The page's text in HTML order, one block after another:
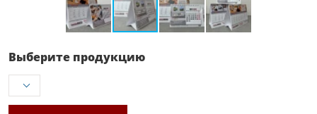
Выберите продукцию